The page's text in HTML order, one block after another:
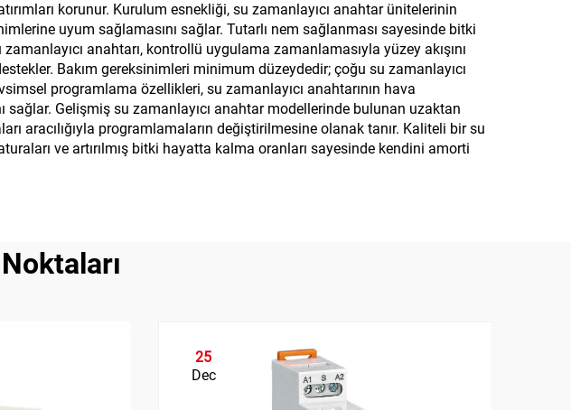
korunur. Kurulum esnekliği, su zamanlayıcı anahtar ünitelerinin
uyum sağlamasını sağlar. Tutarlı nem sağlanması sayesinde bitki
anahtarı, kontrollü uygulama zamanlamasıyla yüzey akışını
Bakım gereksinimleri minimum düzeydedir; çoğu su zamanlayıcı
programlama özellikleri, su zamanlayıcı anahtarının hava
Gelişmiş su zamanlayıcı anahtar modellerinde bulunan uzaktan
aracılığıyla programlamaların değiştirilmesine olanak tanır. Kaliteli bir su
ve artırılmış bitki hayatta kalma oranları sayesinde kendini amorti
25
Dec